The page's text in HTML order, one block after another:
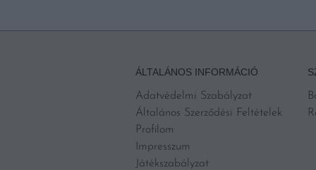
ÁLTALÁNOS INFORMÁCIÓ
Adatvédelmi Szabályzat
Általános Szerződési Feltételek
Profilom
Impresszum
Játékszabályzat